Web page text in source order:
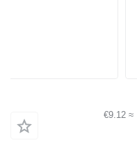
≈ €9.12